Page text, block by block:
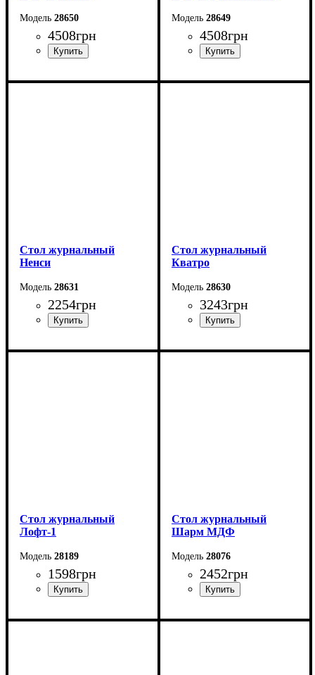
28650
4508грн
Ширина: 92 см
28649
4508грн
Ширина: 92 см
Стол журнальный
Ненси
28631
2254грн
Ширина: 90 см
Стол журнальный
Кватро
28630
3243грн
Ширина: 110 см
Стол журнальный
Лофт-1
28189
1598грн
Ширина: 80 см
Стол журнальный
Шарм МДФ
28076
2452грн
Ширина: 100 см